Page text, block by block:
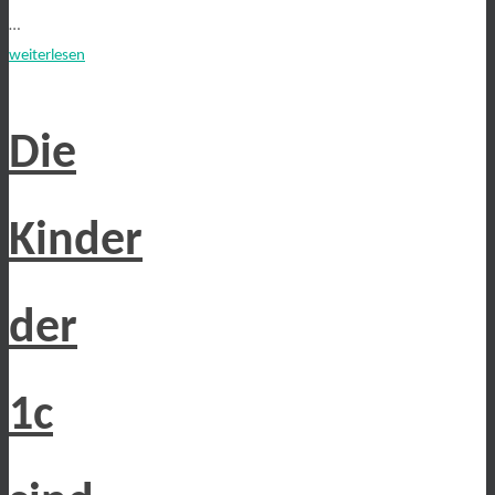
…
weiterlesen
Die
Kinder
der
1c